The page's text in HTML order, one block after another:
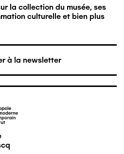
la collection du musée, ses
culturelle et bien plus
à la newsletter